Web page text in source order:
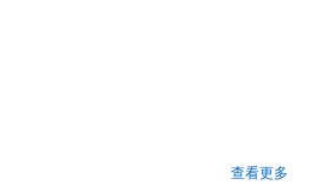
查看更多